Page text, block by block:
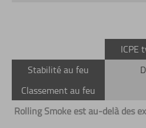
ICPE
Stabilité au feu
Classement au feu
Rolling Smoke est au-delà des